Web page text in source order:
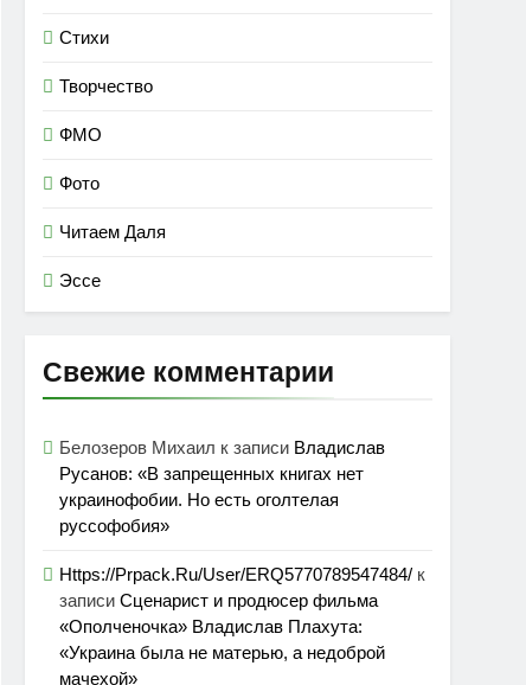
Стихи
Творчество
ФМО
Фото
Читаем Даля
Эссе
Свежие комментарии
Белозеров Михаил к записи Владислав
Русанов: «В запрещенных книгах нет
украинофобии. Но есть оголтелая
руссофобия»
Https://Prpack.Ru/User/ERQ5770789547484/ к
записиСценарист и продюсер фильма
«Ополченочка» Владислав Плахута:
«Украина была не матерью, а недоброй
мачехой»